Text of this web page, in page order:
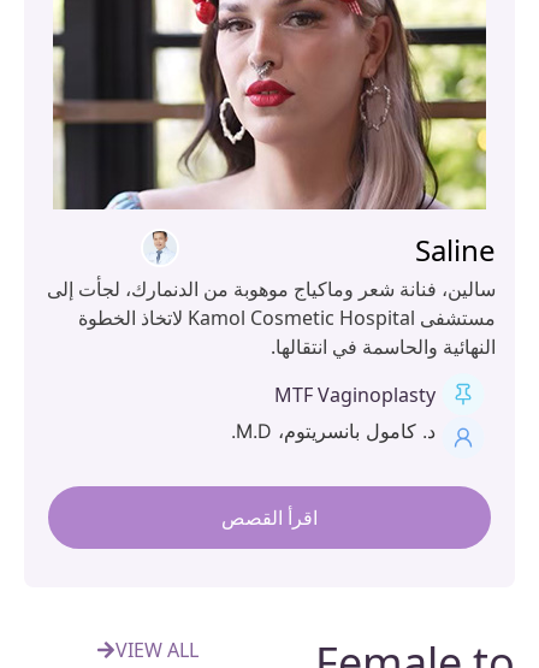
فنانة شعر وماكياج موهوبة من الدنمارك، لجأت إلى
مستشفى Kamol Cosmetic Hospital لاتخاذ الخطوة
والحاسمة في انتقالها.
MTF Vaginoplasty
د. كامول بانسريتوم، M.D.
اقرأ القصص
VIEW ALL